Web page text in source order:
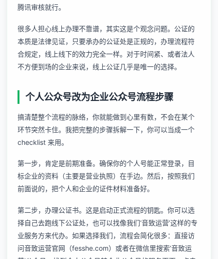
腾讯审核就行。
很多人担心线上办理不靠谱，其实这是个观念问题。公证的
本质是法律见证，只要承办的公证处是正规的，办理流程符
合规定，线上线下的效力完全一样。对于时间紧、或者法人
不方便到场的企业来说，线上公证几乎是唯一的选择。
个人公众号改为企业公众号流程步骤
搞清楚整个流程的脉络，你就能做到心里有数，不会在某个
环节突然卡住。我把完整的步骤拆解一下，你可以当成一个
checklist 来用。
第一步，肯定是前期准备。确保你的个人号能正常登录，目
标企业的资料（主要是营业执照）在手边。然后，按照我们
前面说的，把个人和企业的证件材料准备好。
第二步，办理公证书。这是启动正式流程的钥匙。你可以选
择自己去跑线下公证处，也可以找像我们‘音致运营’这样的专
业服务方来代办。如果选择我们，流程会简化很多：直接访
问音致运营官网 （fesshe.com）或者在微信里搜索‘音致运